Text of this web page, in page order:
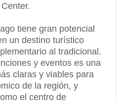
tiene gran potencial
un destino turístico
al tradicional.
y eventos es una
claras y viables para
de la región, y
el centro de